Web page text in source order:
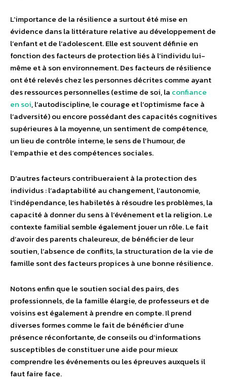
L’importance de la résilience a surtout été mise en
évidence dans la littérature relative au développement de
l’enfant et de l’adolescent. Elle est souvent définie en
fonction des facteurs de protection liés à l’individu lui-
même et à son environnement. Des facteurs de résilience
ont été relevés chez les personnes décrites comme ayant
des ressources personnelles (estime de soi, la confiance
en soi, l’autodiscipline, le courage et l’optimisme face à
l’adversité) ou encore possédant des capacités cognitives
supérieures à la moyenne, un sentiment de compétence,
un lieu de contrôle interne, le sens de l’humour, de
l’empathie et des compétences sociales.
D’autres facteurs contribueraient à la protection des
individus : l’adaptabilité au changement, l’autonomie,
l’indépendance, les habiletés à résoudre les problèmes, la
capacité à donner du sens à l’événement et la religion. Le
contexte familial semble également jouer un rôle. Le fait
d’avoir des parents chaleureux, de bénéficier de leur
soutien, l’absence de conflits, la structuration de la vie de
famille sont des facteurs propices à une bonne résilience.
Notons enfin que le soutien social des pairs, des
professionnels, de la famille élargie, de professeurs et de
voisins est également à prendre en compte. Il prend
diverses formes comme le fait de bénéficier d’une
présence réconfortante, de conseils ou d’informations
susceptibles de constituer une aide pour mieux
comprendre les événements ou les épreuves auxquels il
faut faire face.